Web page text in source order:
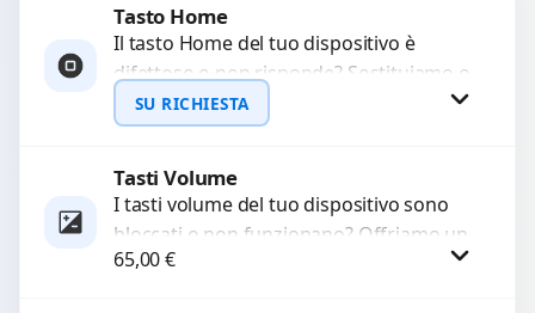
Tasto Home
Il tasto Home del tuo dispositivo è
difettoso o non risponde? Sostituiamo o
ripariamo il modulo con componenti di
alta...
SU RICHIESTA
Richiedi Preventivo
WhatsApp
Tasti Volume
I tasti volume del tuo dispositivo sono
bloccati o non funzionano? Offriamo un
servizio di riparazione o sostituzione
65,00€